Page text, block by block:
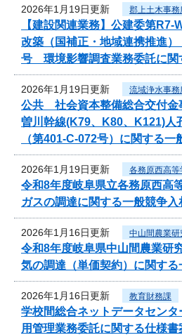
2026年1月19日更新 郡上土木事務
【建設関連業務】公建委第R7-
改築（国補正・地域連携推進
号 環境影響調査業務委託に関
2026年1月19日更新 流域浄水事務
公共 社会資本整備総合交付金
曽川幹線(K79、K80、K121)人
（第401-C-072号）に関する一
2026年1月19日更新 各務原西高等
令和8年度岐阜県立各務原西高
ガスの調達に関する一般競争入
2026年1月16日更新 中山間農業研
令和8年度岐阜県中山間農業研
気の調達（単価契約）に関す
2026年1月16日更新 教育財務課
学校間総合ネットデータセン
用管理業務委託に関する仕様